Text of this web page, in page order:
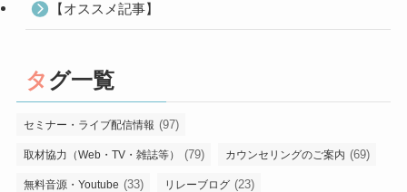
【オススメ記事】
タグ一覧
セミナー・ライブ配信情報 (97)
取材協力（Web・TV・雑誌等） (79) カウンセリングのご案内 (69)
無料音源・Youtube (33) リレーブログ (23)